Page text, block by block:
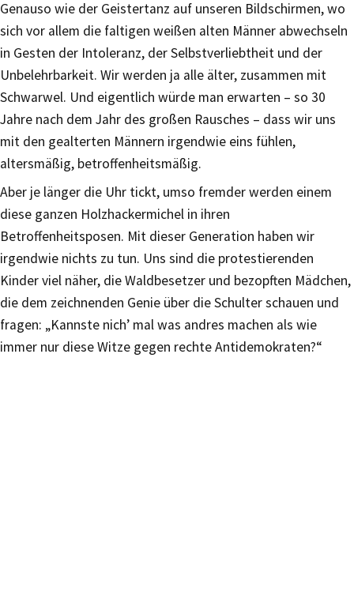
Genauso wie der Geistertanz auf unseren Bildschirmen, wo
sich vor allem die faltigen weißen alten Männer abwechseln
in Gesten der Intoleranz, der Selbstverliebtheit und der
Unbelehrbarkeit. Wir werden ja alle älter, zusammen mit
Schwarwel. Und eigentlich würde man erwarten – so 30
Jahre nach dem Jahr des großen Rausches – dass wir uns
mit den gealterten Männern irgendwie eins fühlen,
altersmäßig, betroffenheitsmäßig.
Aber je länger die Uhr tickt, umso fremder werden einem
diese ganzen Holzhackermichel in ihren
Betroffenheitsposen. Mit dieser Generation haben wir
irgendwie nichts zu tun. Uns sind die protestierenden
Kinder viel näher, die Waldbesetzer und bezopften Mädchen,
die dem zeichnenden Genie über die Schulter schauen und
fragen: „Kannste nich’ mal was andres machen als wie
immer nur diese Witze gegen rechte Antidemokraten?“